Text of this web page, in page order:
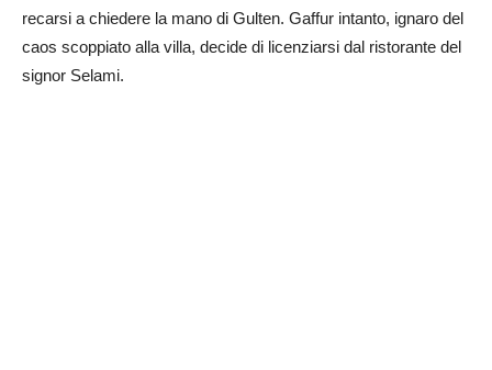
recarsi a chiedere la mano di Gulten. Gaffur intanto, ignaro del
caos scoppiato alla villa, decide di licenziarsi dal ristorante del
signor Selami.